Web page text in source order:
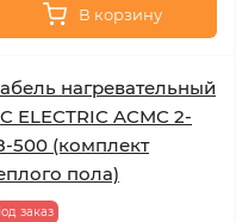
В корзину
нагревательный
ELECTRIC ACMC 2-
500 (комплект
пола)
заказ